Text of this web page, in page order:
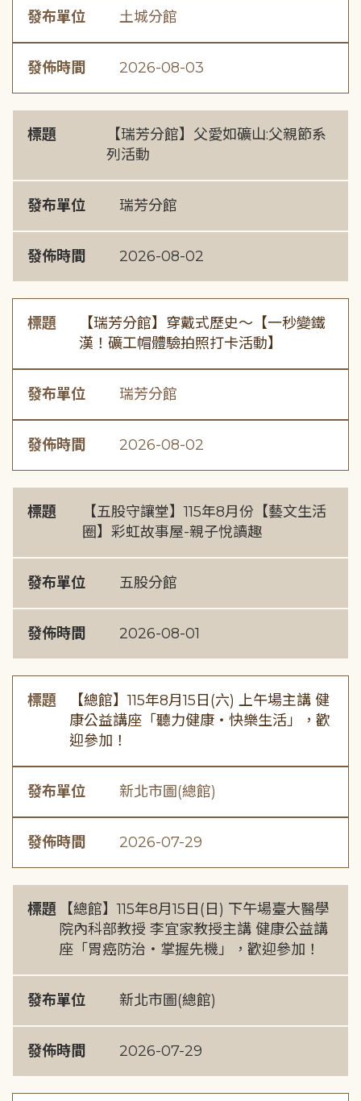
發布單位 土城分館
發佈時間 2026-08-03
標題
【瑞芳分館】父愛如礦山:父親節系
列活動
發布單位 瑞芳分館
發佈時間 2026-08-02
標題
【瑞芳分館】穿戴式歷史〜【一秒變鐵
漢！礦工帽體驗拍照打卡活動】
發布單位 瑞芳分館
發佈時間 2026-08-02
標題
【五股守讓堂】115年8月份【藝文生活
圈】彩虹故事屋-親子悅讀趣
發布單位 五股分館
發佈時間 2026-08-01
標題
【總館】115年8月15日(六) 上午場主講 健
康公益講座「聽力健康・快樂生活」，歡
迎參加！
發布單位 新北市圖(總館)
發佈時間 2026-07-29
標題
【總館】115年8月15日(日) 下午場臺大醫學
院內科部教授 李宜家教授主講 健康公益講
座「胃癌防治・掌握先機」，歡迎參加！
發布單位 新北市圖(總館)
發佈時間 2026-07-29